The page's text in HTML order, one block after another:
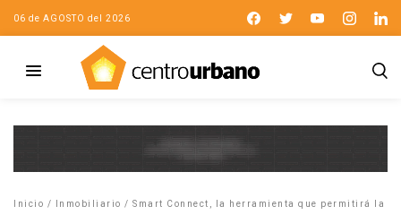
06 de AGOSTO del 2026
Inicio / Inmobiliario / Smart Connect, la herramienta que permitirá la